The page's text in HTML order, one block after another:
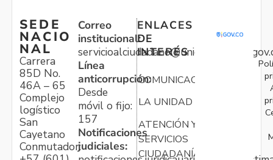
SEDE
NACIO
NAL
Carrera
85D No.
46A – 65
Complejo
logístico
San
Cayetano
Conmutador:
Correo
institucional:
Línea
anticorrupción:
Desde
móvil o fijo:
157
Notificaciones
judiciales:
ENLACES
DE
INTERÉS
COMUNICACIONES
LA UNIDAD
ATENCIÓN Y
SERVICIOS
CIUDADANÍA